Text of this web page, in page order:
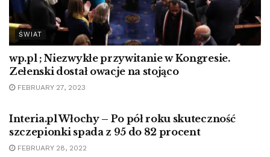
ŚWIAT
wp.pl ; Niezwykłe przywitanie w Kongresie.
Zełenski dostał owacje na stojąco
FEBRUARY 27, 2023
Interia.pl Włochy – Po pół roku skuteczność
szczepionki spada z 95 do 82 procent
FEBRUARY 28, 2022